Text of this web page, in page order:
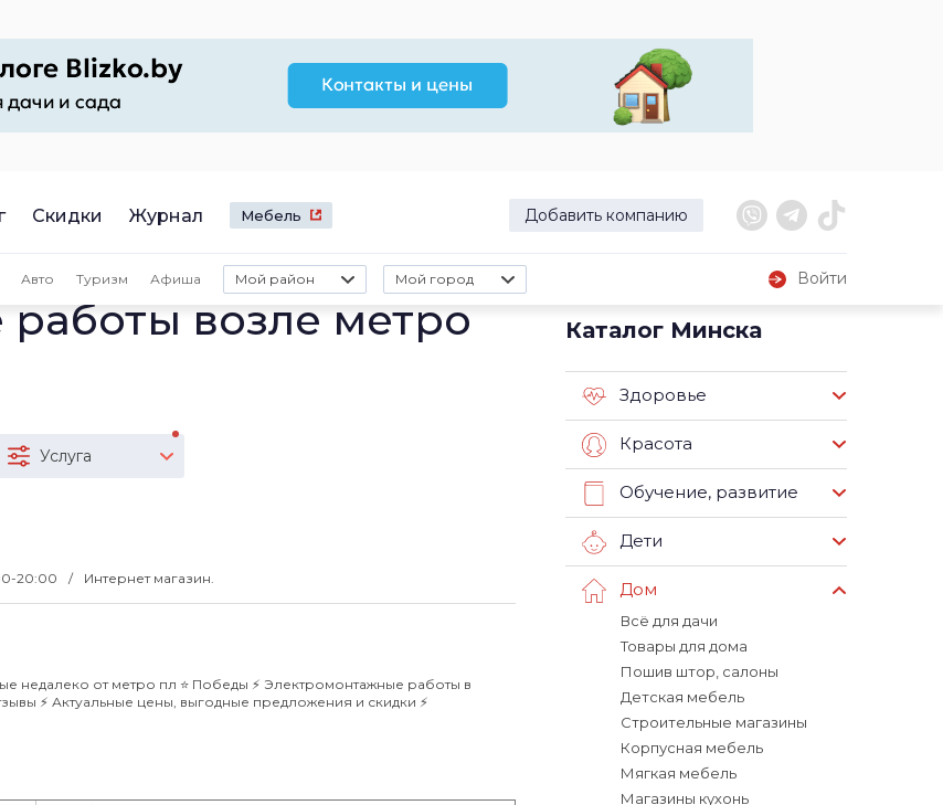
Скидки Журнал Мебель Добавить компанию
Авто Туризм Афиша Мой район Мой город Войти
возле метро
Услуга
20:00 Интернет магазин.
от метро пл ⭐️ Победы ⚡️ Электромонтажные работы в
⚡️ Актуальные цены, выгодные предложения и скидки ⚡️
Каталог Минска
Здоровье
Красота
Обучение, развитие
Дети
Дом
Всё для дачи
Товары для дома
Пошив штор, салоны
Детская мебель
Строительные магазины
Корпусная мебель
Мягкая мебель
Магазины кухонь